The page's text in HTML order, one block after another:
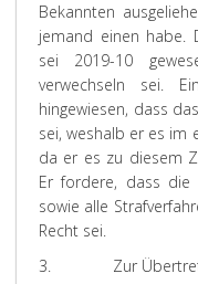
Bekannten
jemand einen habe.
sei 2019-10
verwechseln sei.
hingewiesen, dass
sei, weshalb er es im
da er es zu diesem
Er fordere, dass die
sowie alle
Recht sei.
3. Zur